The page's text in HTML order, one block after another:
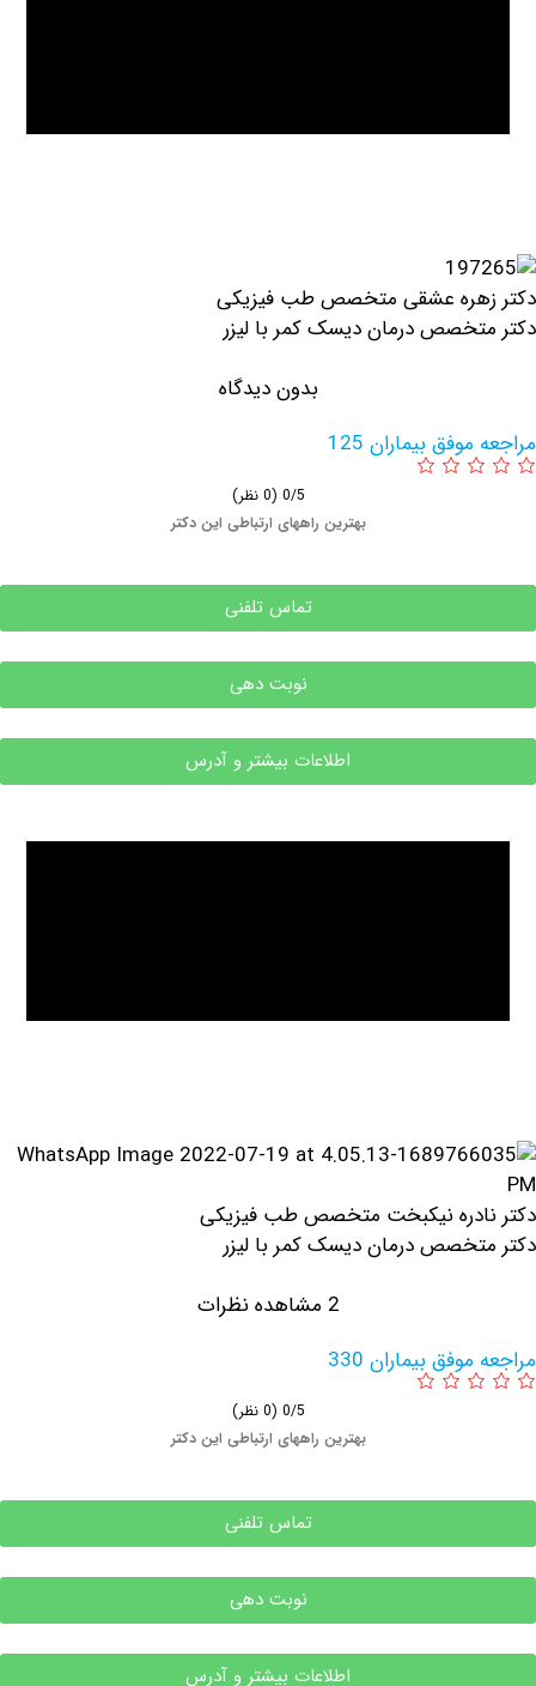
عشقی متخصص طب فیزیکی
درمان دیسک کمر با لیزر
بدون دیدگاه
بیماران 125
بهترین راههای ارتباطی این دکتر
تماس تلفنی
نوبت دهی
اطلاعات بیشتر و آدرس
نیکبخت متخصص طب فیزیکی
درمان دیسک کمر با لیزر
بیماران 330
بهترین راههای ارتباطی این دکتر
تماس تلفنی
نوبت دهی
اطلاعات بیشتر و آدرس